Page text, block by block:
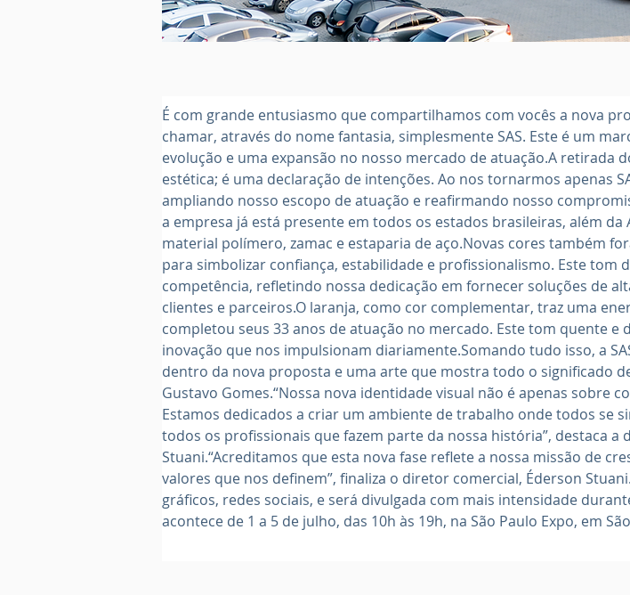
É com grande entusiasmo que compartilhamos com vocês a nova
chamar, através do nome fantasia, simplesmente SAS. Este é um
evolução e uma expansão no nosso mercado de atuação.A retirada
estética; é uma declaração de intenções. Ao nos tornarmos apenas
ampliando nosso escopo de atuação e reafirmando nosso
a empresa já está presente em todos os estados brasileiras, além
material polímero, zamac e estaparia de aço.Novas cores também
para simbolizar confiança, estabilidade e profissionalismo. Este tom
competência, refletindo nossa dedicação em fornecer soluções de
clientes e parceiros.O laranja, como cor complementar, traz uma
completou seus 33 anos de atuação no mercado. Este tom quente
inovação que nos impulsionam diariamente.Somando tudo isso, a
dentro da nova proposta e uma arte que mostra todo o significado
Gustavo Gomes.“Nossa nova identidade visual não é apenas sobre
Estamos dedicados a criar um ambiente de trabalho onde todos se
todos os profissionais que fazem parte da nossa história”, destaca a
Stuani.“Acreditamos que esta nova fase reflete a nossa missão de
valores que nos definem”, finaliza o diretor comercial, Éderson
gráficos, redes sociais, e será divulgada com mais intensidade
acontece de 1 a 5 de julho, das 10h às 19h, na São Paulo Expo, em